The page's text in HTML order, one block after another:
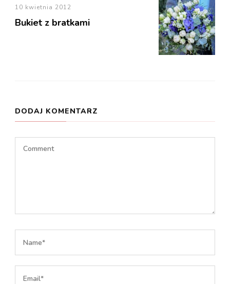
10 kwietnia 2012
Bukiet z bratkami
DODAJ KOMENTARZ